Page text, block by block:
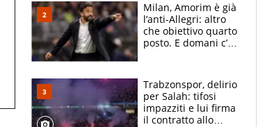
Milan, Amorim è già
l’anti-Allegri: altro
che obiettivo quarto
posto. E domani c’è
Trabzonspor, delirio
per Salah: tifosi
impazziti e lui firma
il contratto allo